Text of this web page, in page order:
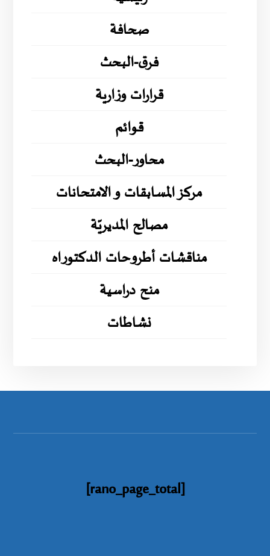
صحافة
فرق-البحث
قرارات وزارية
قوائم
محاور-البحث
مركز المسابقات و الامتحانات
مصالح المديريّة
مناقشات أطروحات الدكتوراه
منح دراسية
نشاطات
[rano_page_total]